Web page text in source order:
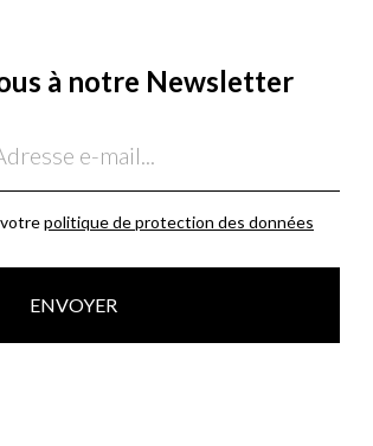
à notre Newsletter
politique de protection des données
ENVOYER